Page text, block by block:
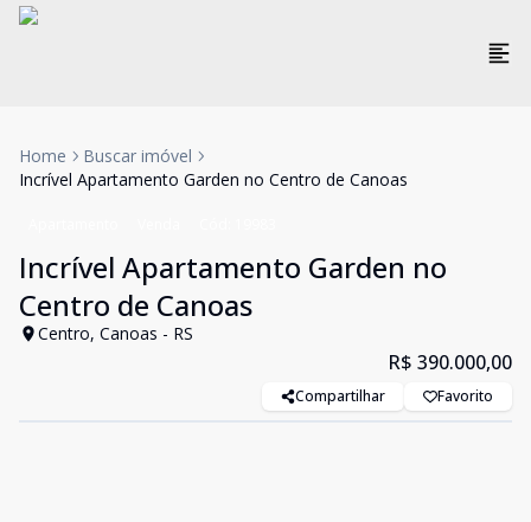
Home
Buscar imóvel
Incrível Apartamento Garden no Centro de Canoas
Incrível Apartamento Garden no
Centro de Canoas
Centro, Canoas - RS
R$ 390.000,00
Compartilhar Favorito